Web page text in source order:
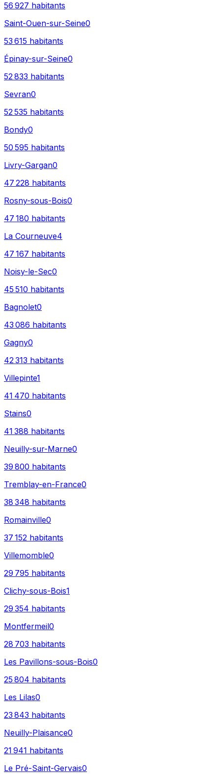
56 927 habitants
Saint-Ouen-sur-Seine0
53 615 habitants
Épinay-sur-Seine0
52 833 habitants
Sevran0
52 535 habitants
Bondy0
50 595 habitants
Livry-Gargan0
47 228 habitants
Rosny-sous-Bois0
47 180 habitants
La Courneuve4
47 167 habitants
Noisy-le-Sec0
45 510 habitants
Bagnolet0
43 086 habitants
Gagny0
42 313 habitants
Villepinte1
41 470 habitants
Stains0
41 388 habitants
Neuilly-sur-Marne0
39 800 habitants
Tremblay-en-France0
38 348 habitants
Romainville0
37 152 habitants
Villemomble0
29 795 habitants
Clichy-sous-Bois1
29 354 habitants
Montfermeil0
28 703 habitants
Les Pavillons-sous-Bois0
25 804 habitants
Les Lilas0
23 843 habitants
Neuilly-Plaisance0
21 941 habitants
Le Pré-Saint-Gervais0